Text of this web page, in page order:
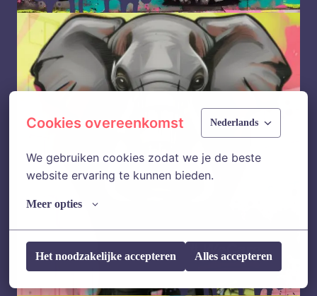
Cookies overeenkomst Nederlands
We gebruiken cookies zodat we je de beste
website ervaring te kunnen bieden.
Meer opties
Het noodzakelijke accepteren Alles accepteren